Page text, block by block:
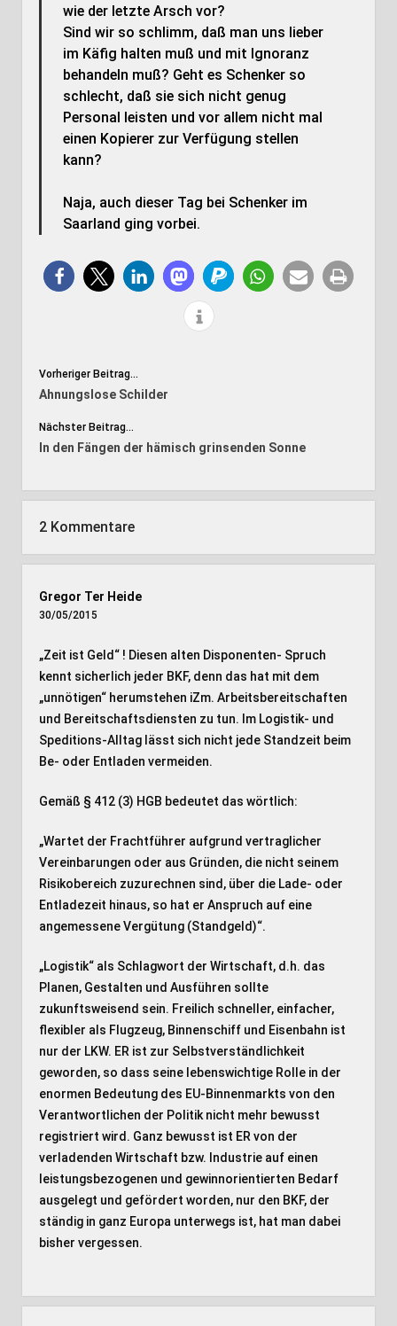
wie der letzte Arsch vor?
Sind wir so schlimm, daß man uns lieber
im Käfig halten muß und mit Ignoranz
behandeln muß? Geht es Schenker so
schlecht, daß sie sich nicht genug
Personal leisten und vor allem nicht mal
einen Kopierer zur Verfügung stellen
kann?
Naja, auch dieser Tag bei Schenker im
Saarland ging vorbei.
Vorheriger Beitrag...
Ahnungslose Schilder
Nächster Beitrag...
In den Fängen der hämisch grinsenden Sonne
2 Kommentare
Gregor Ter Heide
30/05/2015
„Zeit ist Geld“ ! Diesen alten Disponenten- Spruch
kennt sicherlich jeder BKF, denn das hat mit dem
„unnötigen“ herumstehen iZm. Arbeitsbereitschaften
und Bereitschaftsdiensten zu tun. Im Logistik- und
Speditions-Alltag lässt sich nicht jede Standzeit beim
Be- oder Entladen vermeiden.
Gemäß § 412 (3) HGB bedeutet das wörtlich:
„Wartet der Frachtführer aufgrund vertraglicher
Vereinbarungen oder aus Gründen, die nicht seinem
Risikobereich zuzurechnen sind, über die Lade- oder
Entladezeit hinaus, so hat er Anspruch auf eine
angemessene Vergütung (Standgeld)“.
„Logistik“ als Schlagwort der Wirtschaft, d.h. das
Planen, Gestalten und Ausführen sollte
zukunftsweisend sein. Freilich schneller, einfacher,
flexibler als Flugzeug, Binnenschiff und Eisenbahn ist
nur der LKW. ER ist zur Selbstverständlichkeit
geworden, so dass seine lebenswichtige Rolle in der
enormen Bedeutung des EU-Binnenmarkts von den
Verantwortlichen der Politik nicht mehr bewusst
registriert wird. Ganz bewusst ist ER von der
verladenden Wirtschaft bzw. Industrie auf einen
leistungsbezogenen und gewinnorientierten Bedarf
ausgelegt und gefördert worden, nur den BKF, der
ständig in ganz Europa unterwegs ist, hat man dabei
bisher vergessen.